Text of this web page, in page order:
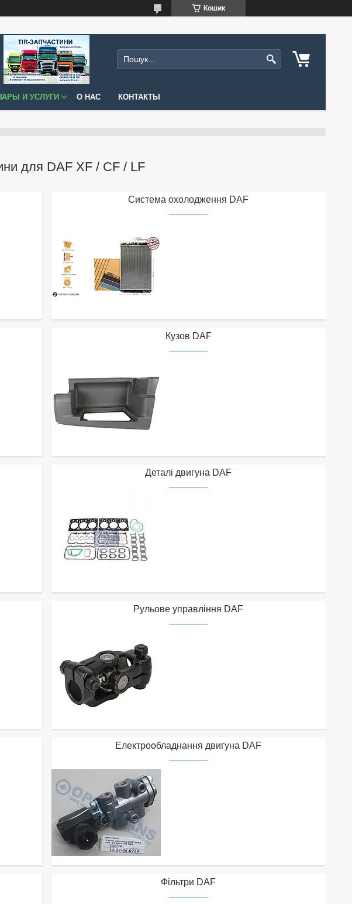
Кошик
И УСЛУГИ О НАС КОНТАКТЫ
для DAF XF / CF / LF
Система охолодження DAF
Кузов DAF
Деталі двигуна DAF
Рульове управління DAF
Електрообладнання двигуна DAF
Фільтри DAF